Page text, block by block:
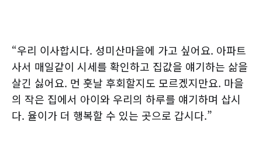
“우리 이사합시다. 성미산마을에 가고 싶어요. 아파트
사서 매일같이 시세를 확인하고 집값을 얘기하는 삶을
살긴 싫어요. 먼 훗날 후회할지도 모르겠지만요. 마을
의 작은 집에서 아이와 우리의 하루를 얘기하며 삽시
다. 율이가 더 행복할 수 있는 곳으로 갑시다.”